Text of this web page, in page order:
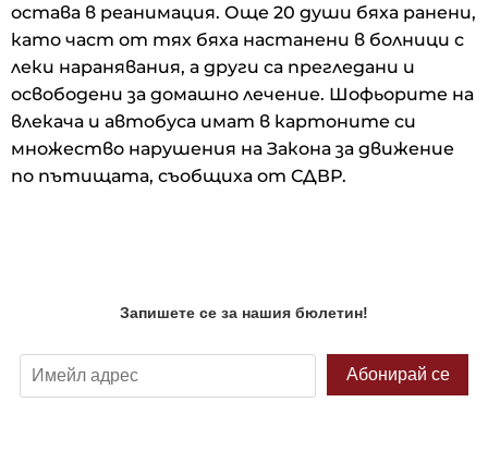
остава в реанимация. Още 20 души бяха ранени,
като част от тях бяха настанени в болници с
леки наранявания, а други са прегледани и
освободени за домашно лечение. Шофьорите на
влекача и автобуса имат в картоните си
множество нарушения на Закона за движение
по пътищата, съобщиха от СДВР.